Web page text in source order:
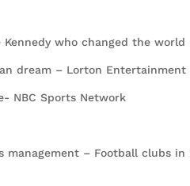
who changed the world
dream – Lorton Entertainment
NBC Sports Network
management – Football clubs